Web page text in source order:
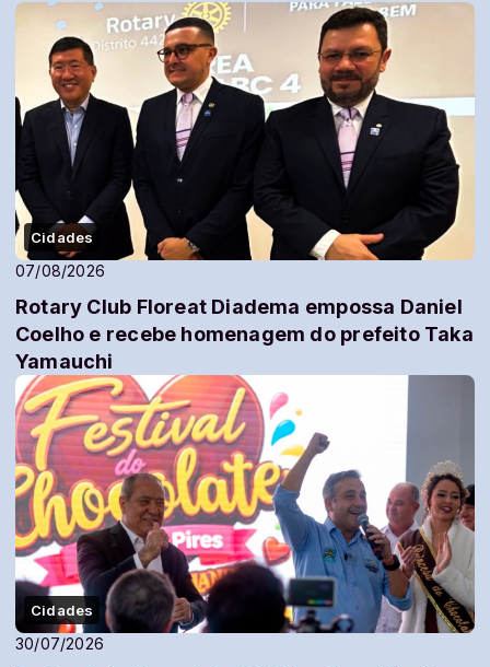
Cidades
07/08/2026
Rotary Club Floreat Diadema empossa Daniel
Coelho e recebe homenagem do prefeito Taka
Yamauchi
Cidades
30/07/2026